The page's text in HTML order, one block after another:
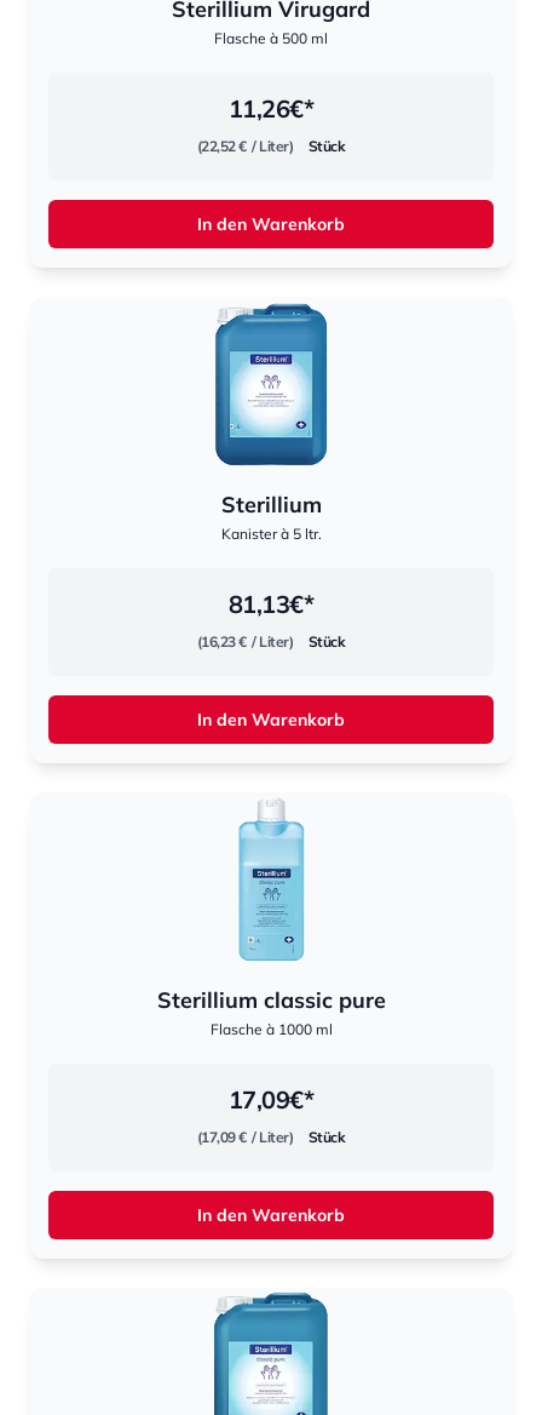
Sterillium Virugard
Flasche à 500 ml
11,26€*
(22,52 € / Liter) Stück
In den Warenkorb
Sterillium
Kanister à 5 ltr.
81,13€*
(16,23 € / Liter) Stück
In den Warenkorb
Sterillium classic pure
Flasche à 1000 ml
17,09€*
(17,09 € / Liter) Stück
In den Warenkorb